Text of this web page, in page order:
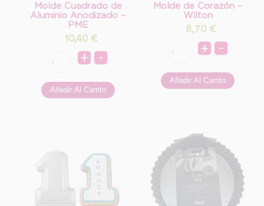
Molde Cuadrado de
Aluminio Anodizado –
PME
10,40 €
Molde de Corazón –
Wilton
8,70 €